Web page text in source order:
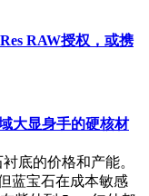
RAW授权，或携
大显身手的硬核材
底的价格和产能。
蓝宝石在成本敏感